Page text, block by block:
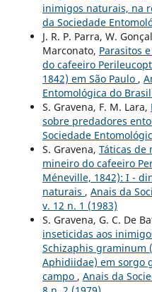
inimigos naturais, na
da Sociedade
J. R. P. Parra, W.
Marconato, Parasitos
do cafeeiro
1842) em São Paulo ,
Entomológica do
S. Gravena, F. M. Lara,
sobre predadores
Sociedade
S. Gravena, Táticas de
mineiro do cafeeiro
Méneville, 1842): I -
naturais , Anais da
v. 12 n. 1 (1983)
S. Gravena, G. C. De
inseticidas aos
Schizaphis graminum
Aphidiidae) em sorgo
campo , Anais da